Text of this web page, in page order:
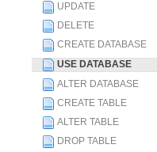
UPDATE
DELETE
CREATE DATABASE
USE DATABASE
ALTER DATABASE
CREATE TABLE
ALTER TABLE
DROP TABLE